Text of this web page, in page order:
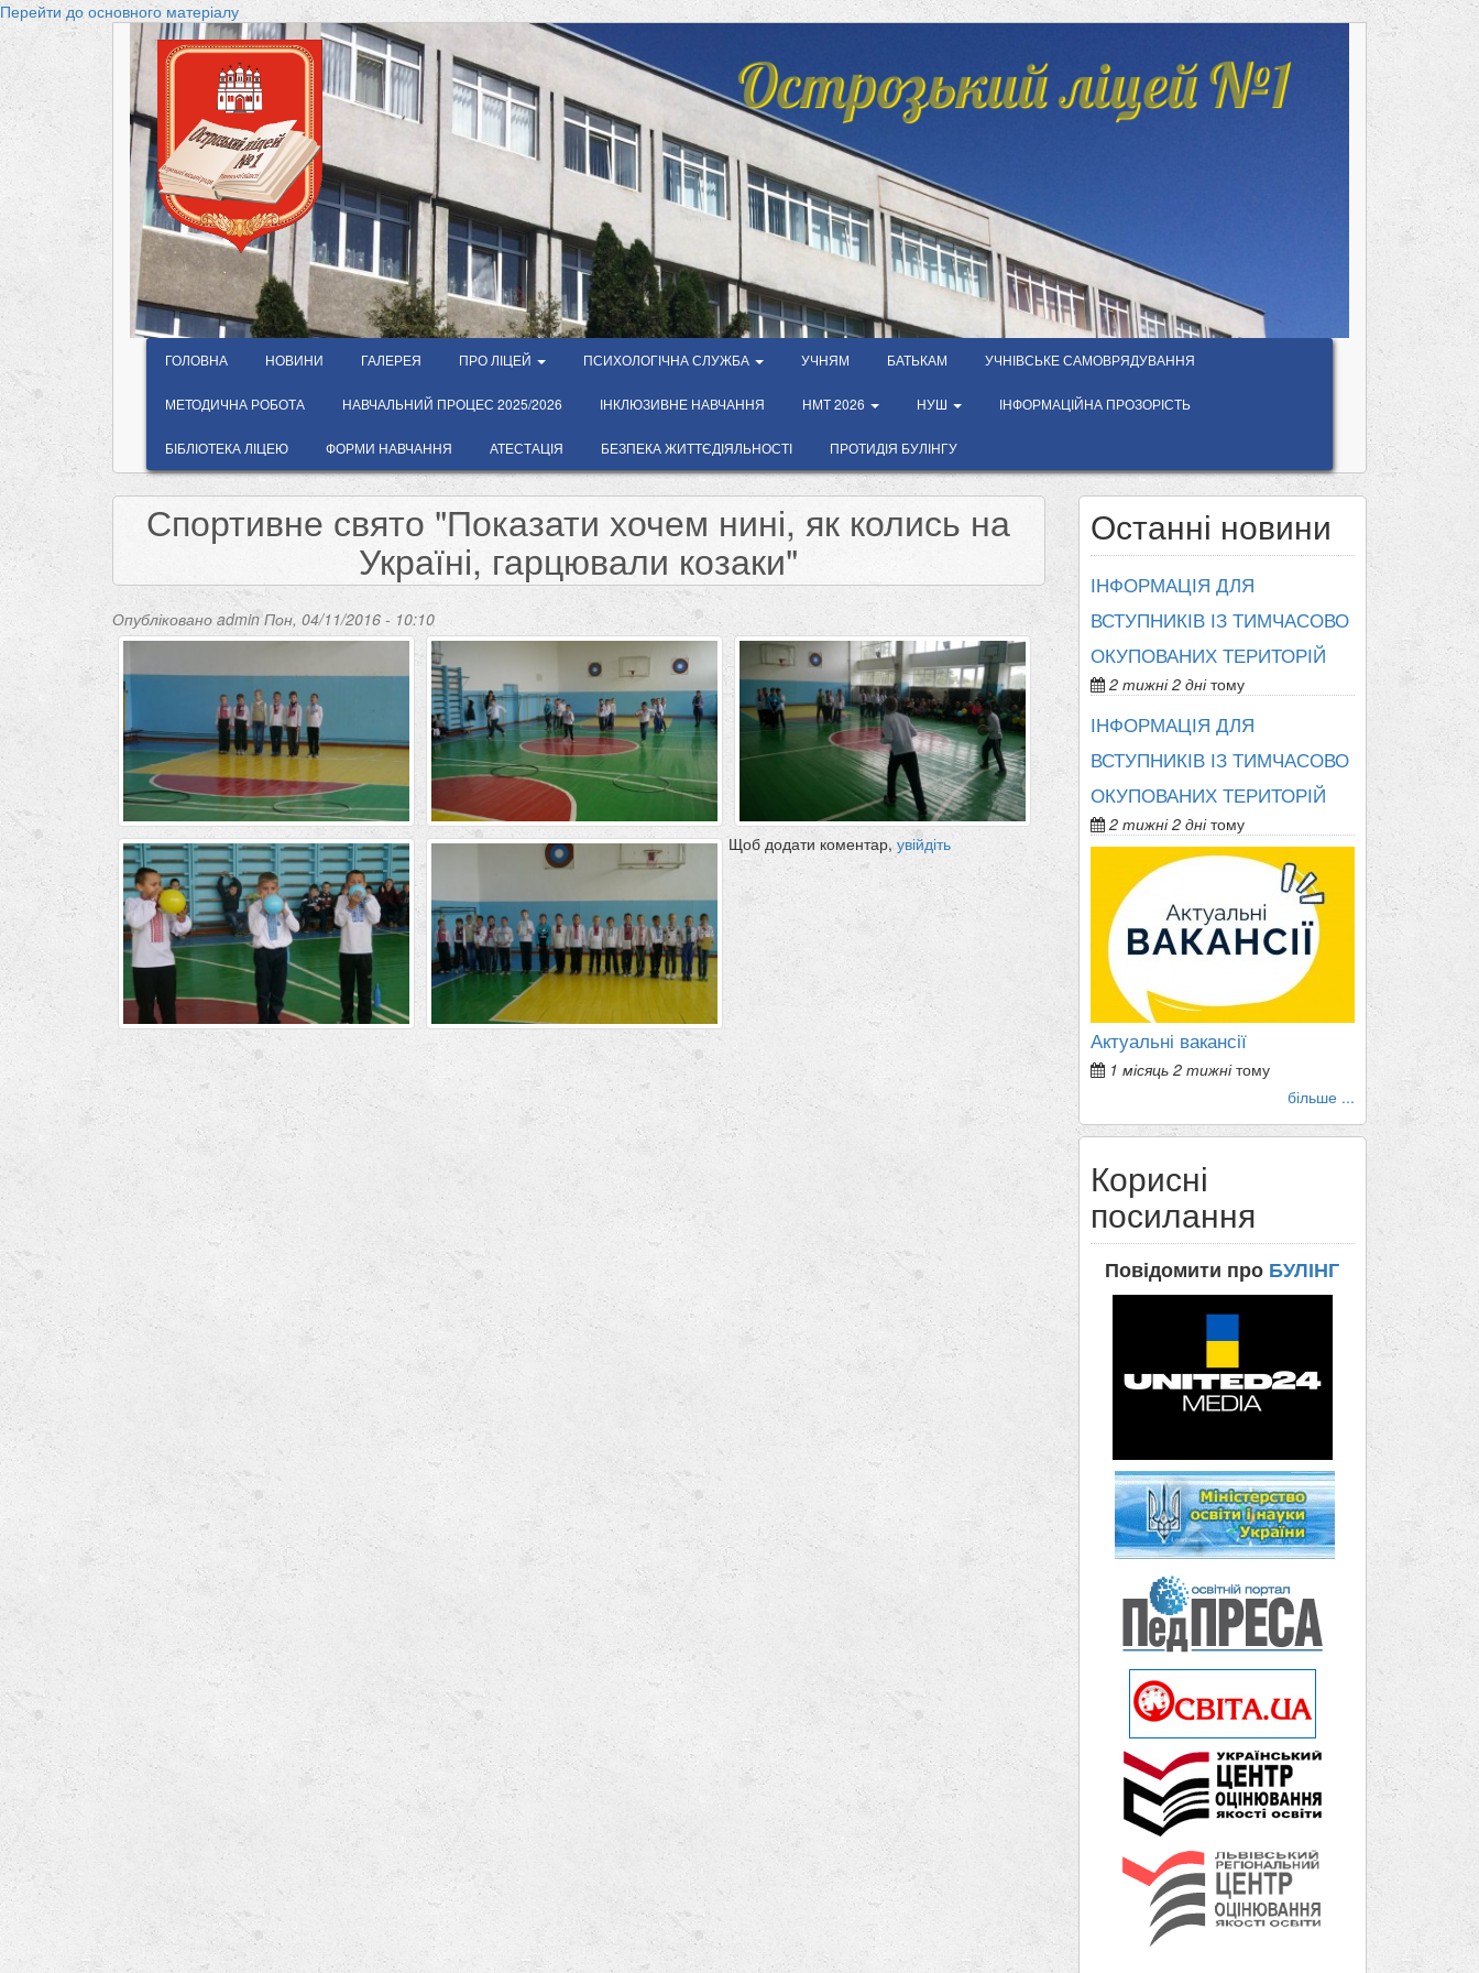
Перейти до основного матеріалу
Острозький ліцей №1
ГОЛОВНА НОВИНИ ГАЛЕРЕЯ ПРО ЛІЦЕЙ ПСИХОЛОГІЧНА СЛУЖБА УЧНЯМ БАТЬКАМ УЧНІВСЬКЕ САМОВРЯДУВАННЯ
МЕТОДИЧНА РОБОТА НАВЧАЛЬНИЙ ПРОЦЕС 2025/2026 ІНКЛЮЗИВНЕ НАВЧАННЯ НМТ 2026 НУШ ІНФОРМАЦІЙНА ПРОЗОРІСТЬ
БІБЛІОТЕКА ЛІЦЕЮ ФОРМИ НАВЧАННЯ АТЕСТАЦІЯ БЕЗПЕКА ЖИТТЄДІЯЛЬНОСТІ ПРОТИДІЯ БУЛІНГУ
Спортивне свято "Показати хочем нині, як колись на
Україні, гарцювали козаки"
ОпублікованоadminПон, 04/11/2016 - 10:10
Щоб додати коментар, увійдіть
Останні новини
ІНФОРМАЦІЯ ДЛЯ
ВСТУПНИКІВ ІЗ ТИМЧАСОВО
ОКУПОВАНИХ ТЕРИТОРІЙ
2 тижні 2 днітому
ІНФОРМАЦІЯ ДЛЯ
ВСТУПНИКІВ ІЗ ТИМЧАСОВО
ОКУПОВАНИХ ТЕРИТОРІЙ
2 тижні 2 днітому
Актуальні вакансії
1 місяць 2 тижнітому
більше ...
Корисні
посилання
Повідомити про БУЛІНГ